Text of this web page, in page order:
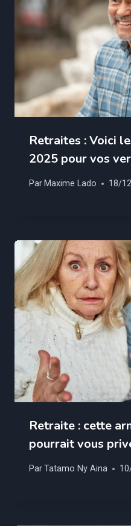
Retraites : Voici
2025 pour vos
Par Maxime Lado 18/
Retraite : cette
pourrait vous
ParTatamo Ny Aina